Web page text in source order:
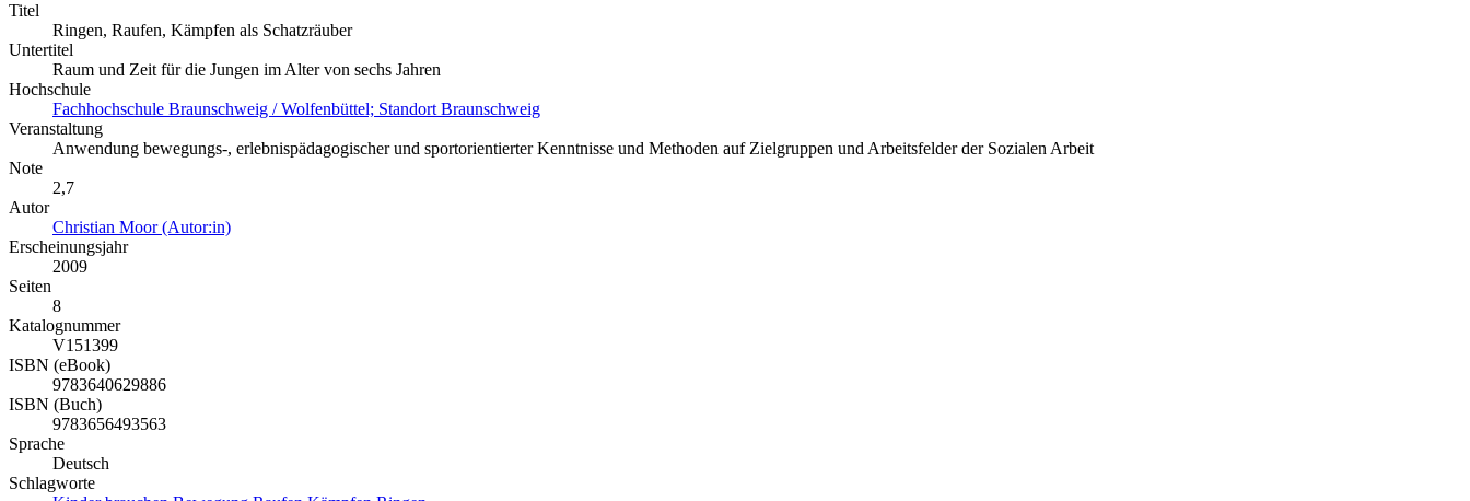
Titel
Ringen, Raufen, Kämpfen als Schatzräuber
Untertitel
Raum und Zeit für die Jungen im Alter von sechs Jahren
Hochschule
Fachhochschule Braunschweig / Wolfenbüttel; Standort Braunschweig
Veranstaltung
Anwendung bewegungs-, erlebnispädagogischer und sportorientierter Kenntnisse und Methoden auf Zielgruppen und Arbeitsfelder der Sozialen Arbeit
Note
2,7
Autor
Christian Moor (Autor:in)
Erscheinungsjahr
2009
Seiten
8
Katalognummer
V151399
ISBN (eBook)
9783640629886
ISBN (Buch)
9783656493563
Sprache
Deutsch
Schlagworte